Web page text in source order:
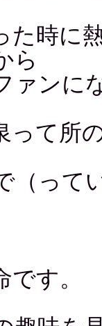
た時に
ら
ァンに
って所
（って
す。